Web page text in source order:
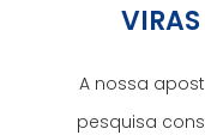
A nossa
pesquisa